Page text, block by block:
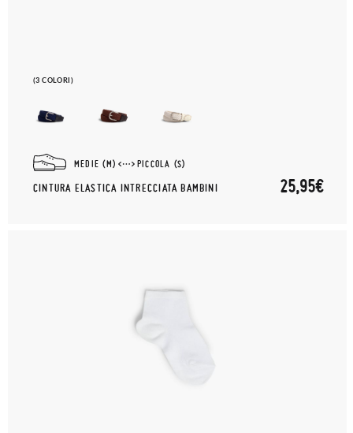
(3 COLORI)
MEDIE (M) PICCOLA (S)
CINTURA ELASTICA INTRECCIATA BAMBINI 25,95€